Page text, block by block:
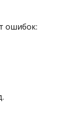
ошибок: